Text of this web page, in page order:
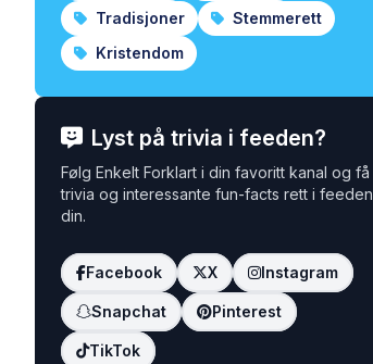
Tradisjoner
Stemmerett
Kristendom
Lyst på trivia i feeden?
Følg Enkelt Forklart i din favoritt kanal og få
trivia og interessante fun-facts rett i feeden
din.
Facebook X Instagram
Snapchat Pinterest
TikTok